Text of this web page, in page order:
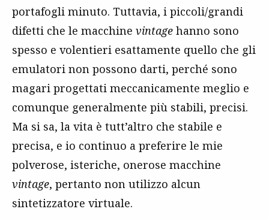
portafogli minuto. Tuttavia, i piccoli/grandi
difetti che le macchine vintage hanno sono
spesso e volentieri esattamente quello che gli
emulatori non possono darti, perché sono
magari progettati meccanicamente meglio e
comunque generalmente più stabili, precisi.
Ma si sa, la vita è tutt’altro che stabile e
precisa, e io continuo a preferire le mie
polverose, isteriche, onerose macchine
vintage, pertanto non utilizzo alcun
sintetizzatore virtuale.